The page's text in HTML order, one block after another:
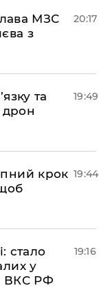
МЗС
з
20:17
та
дрон
19:49
крок 19:44
стало
у
ВКС РФ
19:16